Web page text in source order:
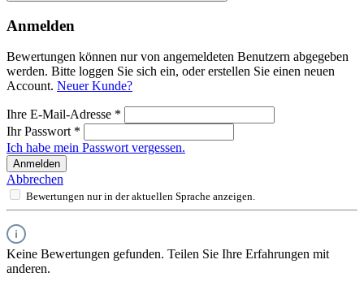
Anmelden
Bewertungen können nur von angemeldeten Benutzern abgegeben
werden. Bitte loggen Sie sich ein, oder erstellen Sie einen neuen
Account. Neuer Kunde?
Ihre E-Mail-Adresse *
Ihr Passwort *
Ich habe mein Passwort vergessen.
Anmelden
Abbrechen
Bewertungen nur in der aktuellen Sprache anzeigen.
Keine Bewertungen gefunden. Teilen Sie Ihre Erfahrungen mit
anderen.